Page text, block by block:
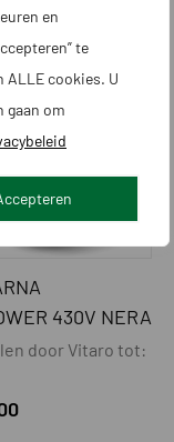
en
te
ALLE cookies. U
gaan om
door Vitaro tot:
430V NERA
door Vitaro tot: